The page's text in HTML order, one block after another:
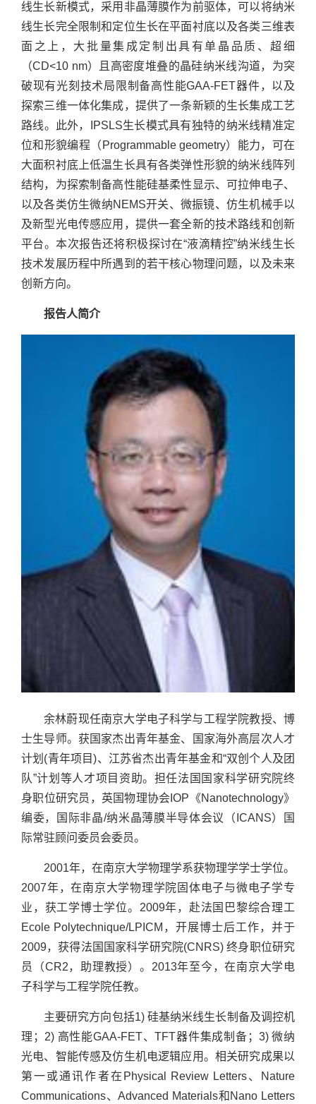
线生长新模式，采用非晶薄膜作为前驱体，可以将纳米
线生长完全限制和定位生长在平面衬底以及各类三维表
面之上，大批量集成定制出具有单晶品质、超细
（CD<10 nm）且高密度堆叠的晶硅纳米线沟道，为突
破现有光刻技术局限制备高性能GAA-FET器件，以及
探索三维一体化集成，提供了一条新颖的生长集成工艺
路线。此外，IPSLS生长模式具有独特的纳米线精准定
位和形貌编程（Programmable geometry）能力，可在
大面积衬底上低温生长具有各类弹性形貌的纳米线阵列
结构，为探索制备高性能硅基柔性显示、可拉伸电子、
以及各类仿生微纳NEMS开关、微振镜、仿生机械手以
及新型光电传感应用，提供一套全新的技术路线和创新
平台。本次报告还将积极探讨在“液滴精控”纳米线生长
技术发展历程中所遇到的若干核心物理问题，以及未来
创新方向。
报告人简介
余林蔚现任南京大学电子科学与工程学院教授、博
士生导师。获国家杰出青年基金、国家海外高层次人才
计划(青年项目)、江苏省杰出青年基金和“双创个人及团
队”计划等人才项目资助。担任法国国家科学研究院终
身职位研究员，英国物理协会IOP《Nanotechnology》
编委，国际非晶/纳米晶薄膜半导体会议（ICANS）国
际常驻顾问委员会委员。
2001年，在南京大学物理学系获物理学学士学位。
2007年，在南京大学物理学院固体电子与微电子学专
业，获工学博士学位。2009年，赴法国巴黎综合理工
Ecole Polytechnique/LPICM，开展博士后工作，并于
2009，获得法国国家科学研究院(CNRS) 终身职位研究
员（CR2，助理教授）。2013年至今，在南京大学电
子科学与工程学院任教。
主要研究方向包括1) 硅基纳米线生长制备及调控机
理；2) 高性能GAA-FET、TFT器件集成制备；3) 微纳
光电、智能传感及仿生机电逻辑应用。相关研究成果以
第一或通讯作者在Physical Review Letters、Nature
Communications、Advanced Materials和Nano Letters